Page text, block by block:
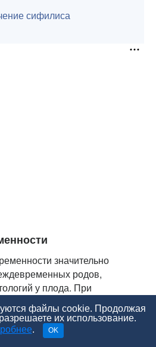
сифилиса
значительно
родов,
у плода. При
в начале беременности,
и внутриутробной
инфицирования матери на
возникает
файлы cookie. Продолжая
их использование.
. OK